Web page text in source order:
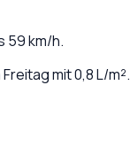
59km/h.
mit 0,8 L/m².